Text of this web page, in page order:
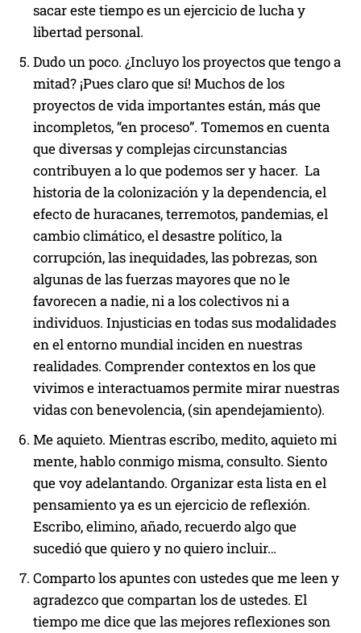
sacar este tiempo es un ejercicio de lucha y
libertad personal.
Dudo un poco. ¿Incluyo los proyectos que tengo a
mitad? ¡Pues claro que sí! Muchos de los
proyectos de vida importantes están, más que
incompletos, “en proceso”. Tomemos en cuenta
que diversas y complejas circunstancias
contribuyen a lo que podemos ser y hacer. La
historia de la colonización y la dependencia, el
efecto de huracanes, terremotos, pandemias, el
cambio climático, el desastre político, la
corrupción, las inequidades, las pobrezas, son
algunas de las fuerzas mayores que no le
favorecen a nadie, ni a los colectivos ni a
individuos. Injusticias en todas sus modalidades
en el entorno mundial inciden en nuestras
realidades. Comprender contextos en los que
vivimos e interactuamos permite mirar nuestras
vidas con benevolencia, (sin apendejamiento).
Me aquieto. Mientras escribo, medito, aquieto mi
mente, hablo conmigo misma, consulto. Siento
que voy adelantando. Organizar esta lista en el
pensamiento ya es un ejercicio de reflexión.
Escribo, elimino, añado, recuerdo algo que
sucedió que quiero y no quiero incluir…
Comparto los apuntes con ustedes que me leen y
agradezco que compartan los de ustedes. El
tiempo me dice que las mejores reflexiones son